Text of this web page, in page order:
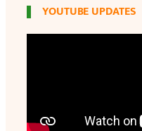
YOUTUBE UPDATES